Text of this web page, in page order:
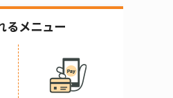
るメニュー